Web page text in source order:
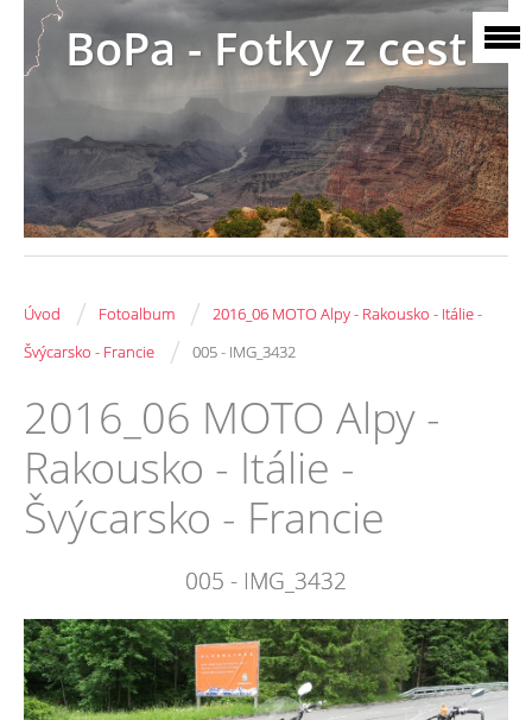
BoPa - Fotky z cest
Úvod / Fotoalbum /
2016_06 MOTO Alpy - Rakousko - Itálie -
Švýcarsko - Francie
/ 005 - IMG_3432
2016_06 MOTO Alpy -
Rakousko - Itálie -
Švýcarsko - Francie
005 - IMG_3432